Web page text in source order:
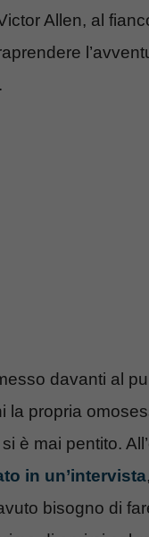
Allen, al
davanti al
la propria
si è mai pentito.
in un’intervista
bisogno di